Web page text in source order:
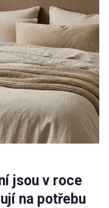
jsou v roce
na potřebu